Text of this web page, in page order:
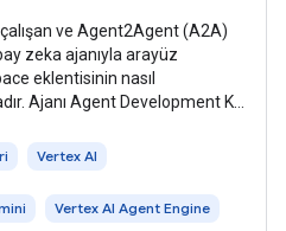
ve Agent2Agent (A2A)
zeka ajanıyla arayüz
eklentisinin nasıl
Ajanı Agent Development Kit
Vertex AI
Vertex AI Agent Engine